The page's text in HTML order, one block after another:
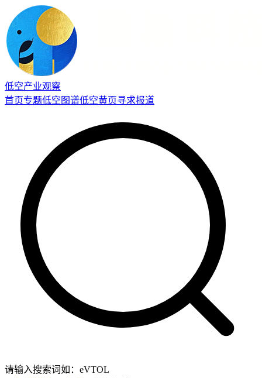
低空产业观察
首页专题低空图谱低空黄页寻求报道
请输入搜索词如：eVTOL